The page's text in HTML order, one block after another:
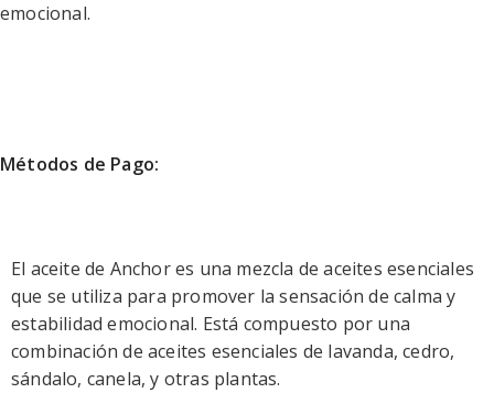
emocional.
Métodos de Pago:
El aceite de Anchor es una mezcla de aceites esenciales
que se utiliza para promover la sensación de calma y
estabilidad emocional. Está compuesto por una
combinación de aceites esenciales de lavanda, cedro,
sándalo, canela, y otras plantas.